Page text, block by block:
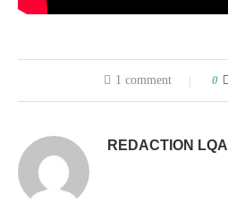
1 comment 0
REDACTION LQA